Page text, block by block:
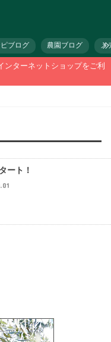
ブログ 農園ブログ メ
ンターネットショップをご利
ート！